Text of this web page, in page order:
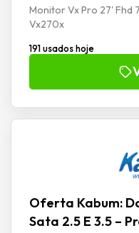
Monitor Vx Pro 27' Fhd
Vx270x
191 usados hoje
Oferta Kabum:
Sata 2.5 E 3.5 –